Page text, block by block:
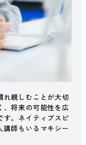
れ親しむことが大切
、将来の可能性を広
す。ネイティブスピ
講師もいるマキシー